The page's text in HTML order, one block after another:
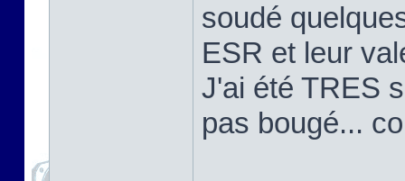
soudé
ESR et leur
J'ai été TRES
pas bougé...